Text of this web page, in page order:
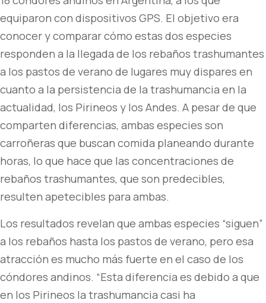
equiparon con dispositivos GPS. El objetivo era
conocer y comparar cómo estas dos especies
responden a la llegada de los rebaños trashumantes
a los pastos de verano de lugares muy dispares en
cuanto a la persistencia de la trashumancia en la
actualidad, los Pirineos y los Andes. A pesar de que
comparten diferencias, ambas especies son
carroñeras que buscan comida planeando durante
horas, lo que hace que las concentraciones de
rebaños trashumantes, que son predecibles,
resulten apetecibles para ambas.
Los resultados revelan que ambas especies “siguen”
a los rebaños hasta los pastos de verano, pero esa
atracción es mucho más fuerte en el caso de los
cóndores andinos. “Esta diferencia es debido a que
en los Pirineos la trashumancia casi ha